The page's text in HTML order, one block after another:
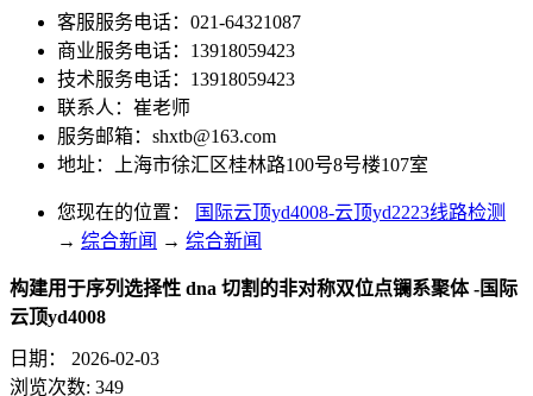
客服服务电话：021-64321087
商业服务电话：13918059423
技术服务电话：13918059423
联系人：崔老师
服务邮箱： shxtb@163.com
地址：上海市徐汇区桂林路100号8号楼107室
您现在的位置：
国际云顶yd4008-云顶yd2223线路检测
→ 综合新闻 → 综合新闻
构建用于序列选择性 dna 切割的非对称双位点镧系聚体 -国际
云顶yd4008
日期：
2026-02-03
浏览次数: 349